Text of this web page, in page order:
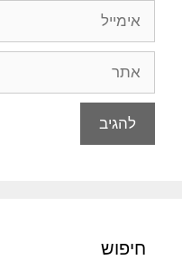
חיפוש